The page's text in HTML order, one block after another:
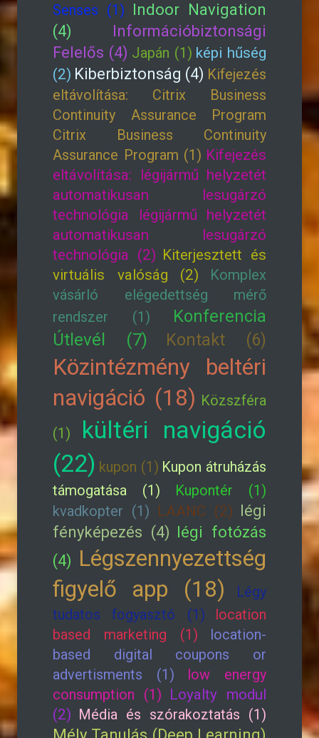
Senses (1) Indoor Navigation
(4)
Információbiztonsági
Felelős (4) Japán (1) képi hűség
(2) Kiberbiztonság (4) Kifejezés
eltávolítása: Citrix Business
Continuity Assurance Program
Citrix Business Continuity
Assurance Program (1) Kifejezés
eltávolítása: légijármű helyzetét
automatikusan lesugárzó
technológia légijármű helyzetét
automatikusan lesugárzó
technológia (2) Kiterjesztett és
virtuális valóság (2)
Komplex
vásárló elégedettség mérő
rendszer (1)
Konferencia
Útlevél (7)
Kontakt (6)
Közintézmény beltéri
navigáció (18) Közszféra
(1)
kültéri navigáció
(22) kupon (1) Kupon átruházás
támogatása (1)
Kupontér (1)
kvadkopter (1) LAANC (2) légi
fényképezés (4) légi fotózás
(4) Légszennyezettség
figyelő app (18)
Légy
tudatos fogyasztó (1)
location
based marketing (1)
location-
based digital coupons or
advertisments (1)
low energy
consumption (1) Loyalty modul
(2) Média és szórakoztatás (1)